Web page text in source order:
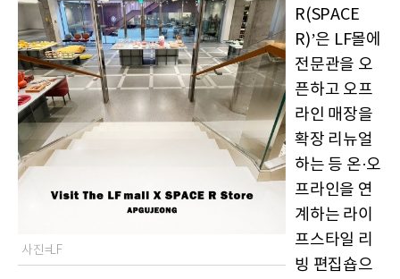
사진=LF
R(SPACE
R)’은 LF몰에
전문관을 오
픈하고 오프
라인 매장을
확장 리뉴얼
하는 등 온·오
프라인을 연
계하는 라이
프스타일 리
빙 편집숍으